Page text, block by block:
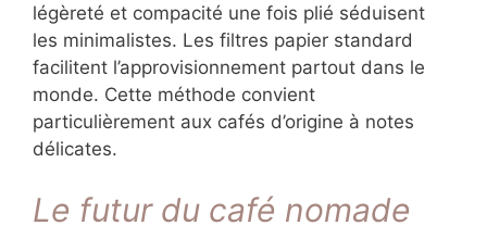
légèreté et compacité une fois plié séduisent
les minimalistes. Les filtres papier standard
facilitent l’approvisionnement partout dans le
monde. Cette méthode convient
particulièrement aux cafés d’origine à notes
délicates.
Le futur du café nomade